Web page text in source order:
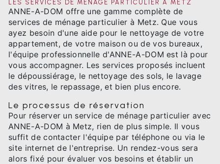
LES SERVICES DE MÉNAGE PARTICULIER À METZ
ANNE-A-DOM offre une gamme complète de
services de ménage particulier à Metz. Que vous
ayez besoin d'une aide pour le nettoyage de votre
appartement, de votre maison ou de vos bureaux,
l'équipe professionnelle d'ANNE-A-DOM est là pour
vous accompagner. Les services proposés incluent
le dépoussiérage, le nettoyage des sols, le lavage
des vitres, le repassage, et bien plus encore.
Le processus de réservation
Pour réserver un service de ménage particulier avec
ANNE-A-DOM à Metz, rien de plus simple. Il vous
suffit de contacter l'équipe par téléphone ou via le
site internet de l'entreprise. Un rendez-vous sera
alors fixé pour évaluer vos besoins et établir un